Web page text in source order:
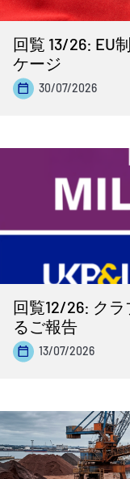
回覧 13/26: EU
ケージ
30/07/2026
回覧12/26: ク
るご報告
13/07/2026